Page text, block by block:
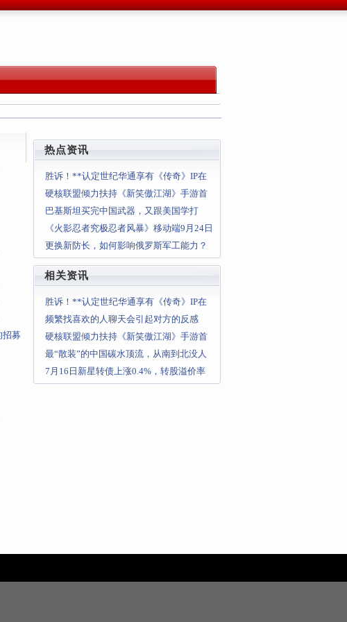
招募
热点资讯
胜诉！**认定世纪华通享有《传奇》IP在
中国大陆独占性授权
硬核联盟倾力扶持《新笑傲江湖》手游首
发日数据无愧超明星称号
巴基斯坦买完中国武器，又跟美国学打
仗，但边境战斗依旧吃亏
《火影忍者究极忍者风暴》移动端9月24日
发售！售价9.99美元
更换新防长，如何影响俄罗斯军工能力？
相关资讯
胜诉！**认定世纪华通享有《传奇》IP在
中国大陆独占性授权
频繁找喜欢的人聊天会引起对方的反感
吗？
硬核联盟倾力扶持《新笑傲江湖》手游首
发日数据无愧超明星称号
最“散装”的中国碳水顶流，从南到北没人
不爱！
7月16日新星转债上涨0.4%，转股溢价率